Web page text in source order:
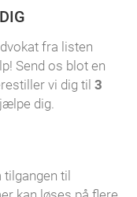
fra listen
Send os blot en
vi dig til 3
dig.
til